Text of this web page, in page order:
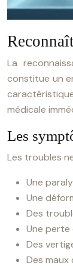
La
constitue un
médicale
Les
Les troubles
Une
Une
Des
Une perte
Des
Des